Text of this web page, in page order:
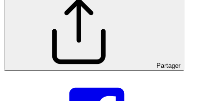
Partager